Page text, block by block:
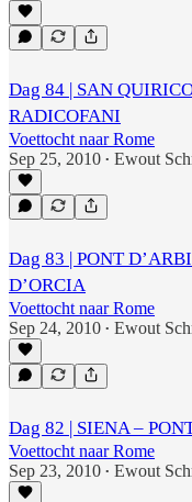
Dag 84 | SAN
RADICOFANI
Voettocht naar Rome
Sep 25, 2010 • Ewout
Dag 83 | PONT
D’ORCIA
Voettocht naar Rome
Sep 24, 2010 • Ewout
Dag 82 | SIENA –
Voettocht naar Rome
Sep 23, 2010 • Ewout